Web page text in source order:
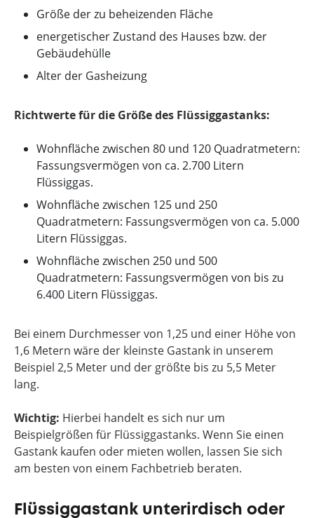
Größe der zu beheizenden Fläche
energetischer Zustand des Hauses bzw. der
Gebäudehülle
Alter der Gasheizung
Richtwerte für die Größe des Flüssiggastanks:
Wohnfläche zwischen 80 und 120 Quadratmetern:
Fassungsvermögen von ca. 2.700 Litern
Flüssiggas.
Wohnfläche zwischen 125 und 250
Quadratmetern: Fassungsvermögen von ca. 5.000
Litern Flüssiggas.
Wohnfläche zwischen 250 und 500
Quadratmetern: Fassungsvermögen von bis zu
6.400 Litern Flüssiggas.
Bei einem Durchmesser von 1,25 und einer Höhe von
1,6 Metern wäre der kleinste Gastank in unserem
Beispiel 2,5 Meter und der größte bis zu 5,5 Meter
lang.
Wichtig: Hierbei handelt es sich nur um
Beispielgrößen für Flüssiggastanks. Wenn Sie einen
Gastank kaufen oder mieten wollen, lassen Sie sich
am besten von einem Fachbetrieb beraten.
Flüssiggastank unterirdisch oder